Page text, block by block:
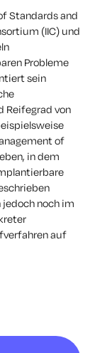
Standards and
(IIC) und
Probleme
sein
Reifegrad von
of
in dem
noch im
auf